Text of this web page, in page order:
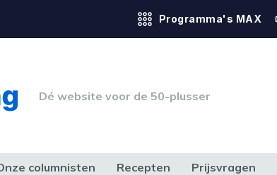
Programma's MAX
Dé website voor de 50-plusser
columnisten Recepten Prijsvragen